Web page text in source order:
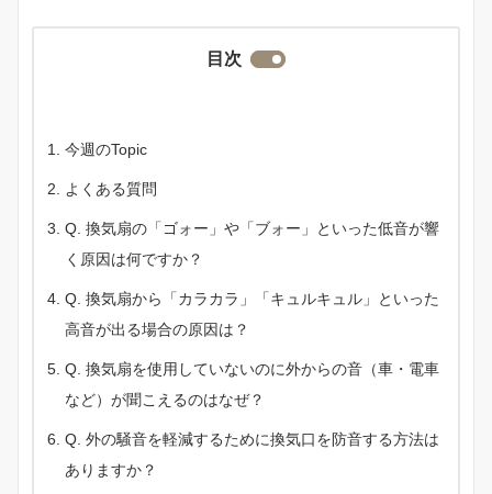
目次
今週のTopic
よくある質問
Q. 換気扇の「ゴォー」や「ブォー」といった低音が響
く原因は何ですか？
Q. 換気扇から「カラカラ」「キュルキュル」といった
高音が出る場合の原因は？
Q. 換気扇を使用していないのに外からの音（車・電車
など）が聞こえるのはなぜ？
Q. 外の騒音を軽減するために換気口を防音する方法は
ありますか？